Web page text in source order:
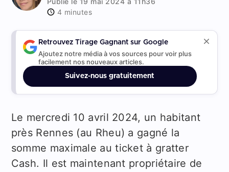
4 minutes
Retrouvez Tirage Gagnant sur Google
Ajoutez notre média à vos sources pour voir plus
facilement nos nouveaux articles.
Suivez-nous gratuitement
Le mercredi 10 avril 2024, un habitant
près Rennes (au Rheu) a gagné la
somme maximale au ticket à gratter
Cash. Il est maintenant propriétaire de